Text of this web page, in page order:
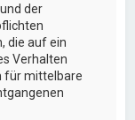
der
die auf ein
Verhalten
für mittelbare